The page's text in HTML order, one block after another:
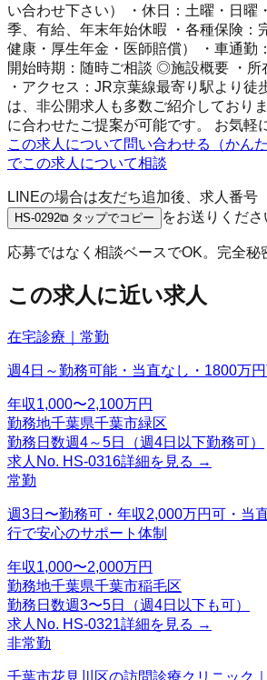
い合わせ下さい） ・休日：土曜・日曜
季、有給、年末年始休暇 ・各種保険：
健康・厚生年金・医師賠償） ・車通勤
開始時期：随時ご相談 ◎施設概要 ・所
・アクセス：JR京葉線最寄り駅より徒
は、非公開求人も多数ご紹介しており
に合わせたご提案が可能です。 お気軽
この求人について問い合わせる（かん
でこの求人について相談
LINEの場合は友だち追加後、求人番号
HS-0292⧉ タップでコピー をお送りくださ
応募ではなく相談ベースでOK。完全秘
この求人に近い求人
在宅診療｜常勤
週4日～勤務可能・当直なし・1800万
年収1,000〜2,100万円
勤務地千葉県千葉市緑区
勤務日数週4～5日（週4日以下勤務可）
求人No. HS-0316詳細を見る →
常勤
週3日〜勤務可・年収2,000万円可・当
行で安心のサポート体制
年収1,000〜2,000万円
勤務地千葉県千葉市稲毛区
勤務日数週3〜5日（週4日以下も可）
求人No. HS-0321詳細を見る →
非常勤
千葉市花見川区の訪問診療クリニック